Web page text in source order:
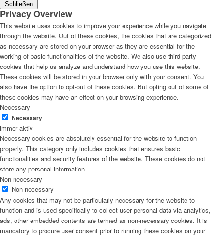
Schließen
Privacy Overview
This website uses cookies to improve your experience while you navigate
through the website. Out of these cookies, the cookies that are categorized
as necessary are stored on your browser as they are essential for the
working of basic functionalities of the website. We also use third-party
cookies that help us analyze and understand how you use this website.
These cookies will be stored in your browser only with your consent. You
also have the option to opt-out of these cookies. But opting out of some of
these cookies may have an effect on your browsing experience.
Necessary
Necessary
immer aktiv
Necessary cookies are absolutely essential for the website to function
properly. This category only includes cookies that ensures basic
functionalities and security features of the website. These cookies do not
store any personal information.
Non-necessary
Non-necessary
Any cookies that may not be particularly necessary for the website to
function and is used specifically to collect user personal data via analytics,
ads, other embedded contents are termed as non-necessary cookies. It is
mandatory to procure user consent prior to running these cookies on your